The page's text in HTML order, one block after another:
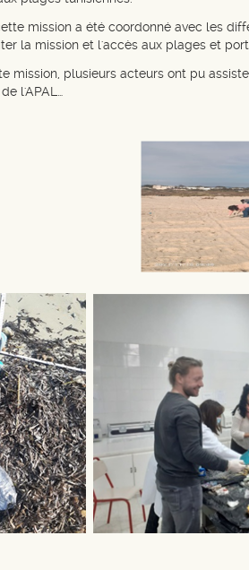
mission a été coordonné avec les
la mission et l'accès aux plages et
mission, plusieurs acteurs ont pu
l'APAL…